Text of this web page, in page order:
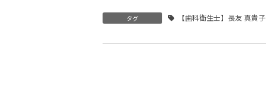
タグ 【歯科衛生士】長友 真貴子